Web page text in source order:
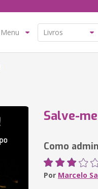
Menu
Salve-
Como
Por Marcelo